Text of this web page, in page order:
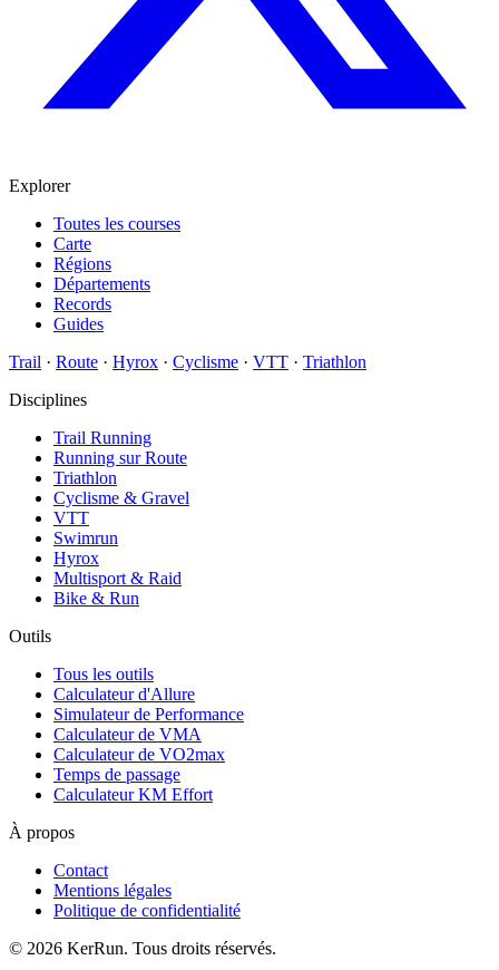
Explorer
Toutes les courses
Carte
Régions
Départements
Records
Guides
Trail · Route · Hyrox · Cyclisme · VTT · Triathlon
Disciplines
Trail Running
Running sur Route
Triathlon
Cyclisme & Gravel
VTT
Swimrun
Hyrox
Multisport & Raid
Bike & Run
Outils
Tous les outils
Calculateur d'Allure
Simulateur de Performance
Calculateur de VMA
Calculateur de VO2max
Temps de passage
Calculateur KM Effort
À propos
Contact
Mentions légales
Politique de confidentialité
© 2026 KerRun. Tous droits réservés.